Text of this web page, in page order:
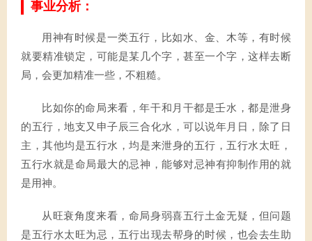
事业分析：
用神有时候是一类五行，比如水、金、木等，有时候
就要精准锁定，可能是某几个字，甚至一个字，这样去断
局，会更加精准一些，不粗糙。
比如你的命局来看，年干和月干都是壬水，都是泄身
的五行，地支又申子辰三合化水，可以说年月日，除了日
主，其他均是五行水，均是来泄身的五行，五行水太旺，
五行水就是命局最大的忌神，能够对忌神有抑制作用的就
是用神。
从旺衰角度来看，命局身弱喜五行土金无疑，但问题
是五行水太旺为忌，五行出现去帮身的时候，也会去生助